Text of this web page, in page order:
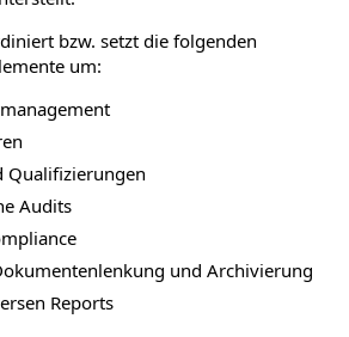
bzw. setzt die folgenden
um:
Qualifizierungen
Audits
und Archivierung
Reports